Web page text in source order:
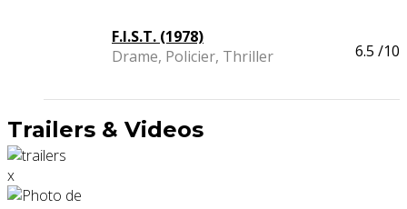
F.I.S.T. (1978)
Drame, Policier, Thriller
6.5 /10
Trailers & Videos
x